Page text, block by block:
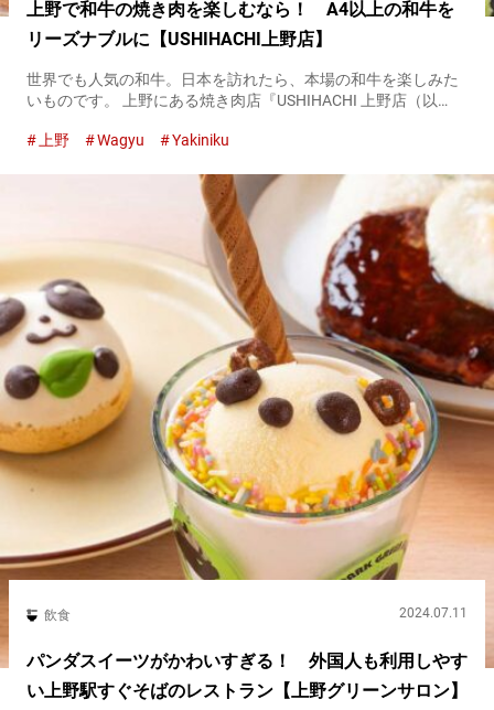
上野で和牛の焼き肉を楽しむなら！ A4以上の和牛を
リーズナブルに【USHIHACHI上野店】
世界でも人気の和牛。日本を訪れたら、本場の和牛を楽しみた
いものです。 上野にある焼き肉店『USHIHACHI 上野店（以
ます。 コースメニューのほか、和牛の盛り合わせや創作メニ...
上野 Wagyu Yakiniku
飲食 2024.07.11
パンダスイーツがかわいすぎる！ 外国人も利用しやす
い上野駅すぐそばのレストラン【上野グリーンサロン】